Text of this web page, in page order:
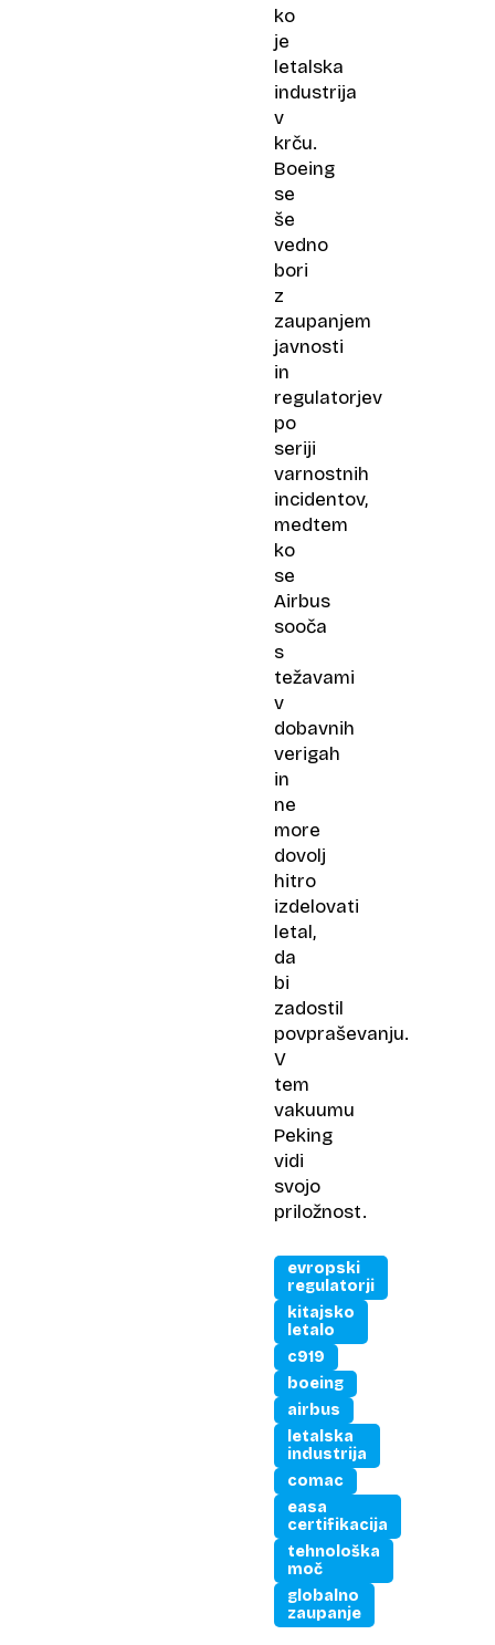
ko
je
letalska
industrija
v
krču.
Boeing
se
še
vedno
bori
z
zaupanjem
javnosti
in
regulatorjev
po
seriji
varnostnih
incidentov,
medtem
ko
se
Airbus
sooča
s
težavami
v
dobavnih
verigah
in
ne
more
dovolj
hitro
izdelovati
letal,
da
bi
zadostil
povpraševanju.
V
tem
vakuumu
Peking
vidi
svojo
priložnost.
evropski
regulatorji
kitajsko
letalo
c919
boeing
airbus
letalska
industrija
comac
easa
certifikacija
tehnološka
moč
globalno
zaupanje